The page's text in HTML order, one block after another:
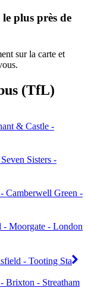
plus près de
sur la carte et
(TfL)
& Castle -
Sisters -
Camberwell Green -
Moorgate - London
- Tooting Sta
Brixton - Streatham